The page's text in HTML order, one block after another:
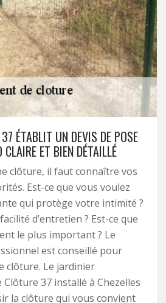
ÉTABLIT UN DEVIS DE POSE
ET BIEN DÉTAILLÉ
clôture, il faut connaître vos
Est-ce que vous voulez
qui protège votre intimité ?
d’entretien ? Est-ce que
le plus important ? Le
est conseillé pour
clôture. Le jardinier
37 installé à Chezelles
la clôture qui vous convient